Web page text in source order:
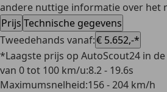
andere nuttige informatie over het
Prijs Technische gegevens
Tweedehands vanaf:€ 5.652,-*
*Laagste prijs op AutoScout24 in
van 0 tot 100 km/u:8.2 - 19.6s
Maximumsnelheid:156 - 204 km/h